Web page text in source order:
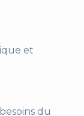
et
du